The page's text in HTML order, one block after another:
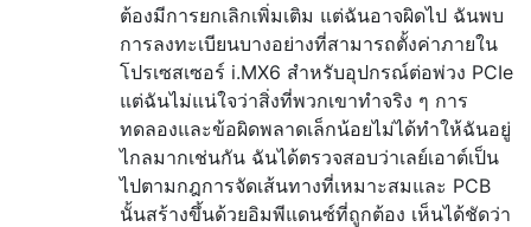
ต้องมีการยกเลิกเพิ่มเติม แต่ฉันอาจผิดไป ฉันพบ
การลงทะเบียนบางอย่างที่สามารถตั้งค่าภายใน
โปรเซสเซอร์ i.MX6 สำหรับอุปกรณ์ต่อพ่วง PCIe
แต่ฉันไม่แน่ใจว่าสิ่งที่พวกเขาทำจริง ๆ การ
ทดลองและข้อผิดพลาดเล็กน้อยไม่ได้ทำให้ฉันอยู่
ไกลมากเช่นกัน ฉันได้ตรวจสอบว่าเลย์เอาต์เป็น
ไปตามกฎการจัดเส้นทางที่เหมาะสมและ PCB
นั้นสร้างขึ้นด้วยอิมพีแดนซ์ที่ถูกต้อง เห็นได้ชัดว่า